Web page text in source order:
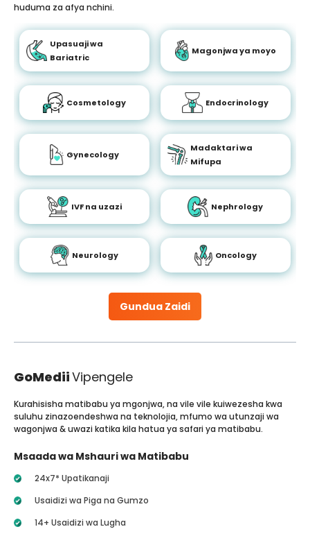
Gundua Zaidi
huduma za afya nchini.
Upasuaji wa
Bariatric
Magonjwa ya moyo
Cosmetology Endocrinology
Gynecology
Madaktari wa
Mifupa
IVF na uzazi Nephrology
Neurology Oncology
GoMediiVipengele
Kurahisisha matibabu ya mgonjwa, na vile vile kuiwezesha kwa
suluhu zinazoendeshwa na teknolojia, mfumo wa utunzaji wa
wagonjwa & uwazi katika kila hatua ya safari ya matibabu.
Msaada wa Mshauri wa Matibabu
24x7* Upatikanaji
Usaidizi wa Piga na Gumzo
14+ Usaidizi wa Lugha